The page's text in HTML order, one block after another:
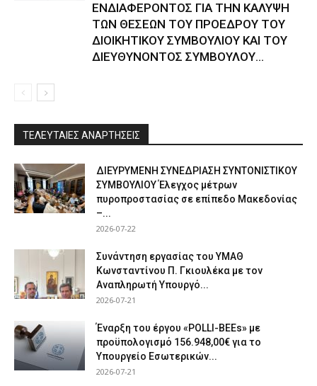
ΕΝΔΙΑΦΕΡΟΝΤΟΣ ΓΙΑ ΤΗΝ ΚΑΛΥΨΗ
ΤΩΝ ΘΕΣΕΩΝ ΤΟΥ ΠΡΟΕΔΡΟΥ ΤΟΥ
ΔΙΟΙΚΗΤΙΚΟΥ ΣΥΜΒΟΥΛΙΟΥ ΚΑΙ ΤΟΥ
ΔΙΕΥΘΥΝΟΝΤΟΣ ΣΥΜΒΟΥΛΟΥ...
ΤΕΛΕΥΤΑΙΕΣ ΑΝΑΡΤΗΣΕΙΣ
ΔΙΕΥΡΥΜΕΝΗ ΣΥΝΕΔΡΙΑΣΗ ΣΥΝΤΟΝΙΣΤΙΚΟΥ
ΣΥΜΒΟΥΛΙΟΥ Έλεγχος μέτρων
πυροπροστασίας σε επίπεδο Μακεδονίας
–...
2026-07-22
Συνάντηση εργασίας του ΥΜΑΘ
Κωνσταντίνου Π. Γκιουλέκα με τον
Αναπληρωτή Υπουργό...
2026-07-21
Έναρξη του έργου «POLLI-BEEs» με
προϋπολογισμό 156.948,00€ για το
Υπουργείο Εσωτερικών...
2026-07-21